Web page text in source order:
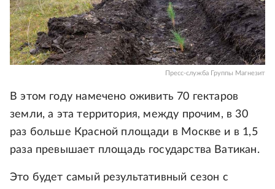
Пресс-служба Группы Магнезит
В этом году намечено оживить 70 гектаров
земли, а эта территория, между прочим, в 30
раз больше Красной площади в Москве и в 1,5
раза превышает площадь государства Ватикан.
Это будет самый результативный сезон с